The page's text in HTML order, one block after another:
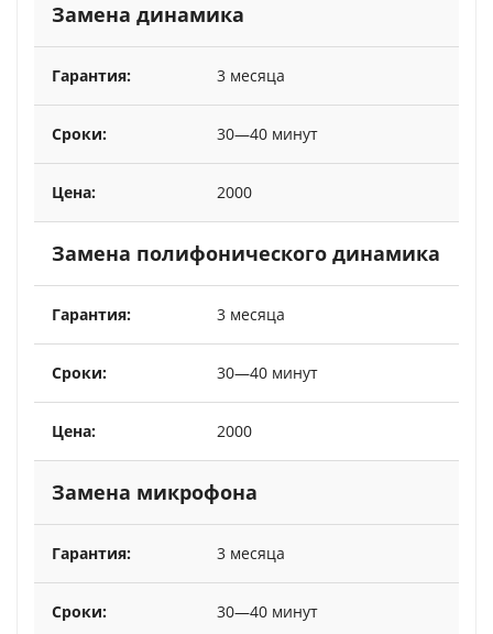
Замена динамика
3 месяца
30—40 минут
2000
Замена полифонического динамика
3 месяца
30—40 минут
2000
Замена микрофона
3 месяца
30—40 минут